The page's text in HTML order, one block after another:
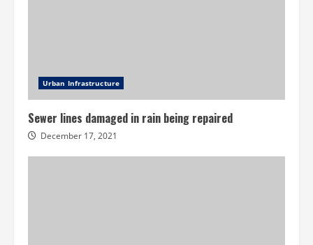
Urban Infrastructure
Sewer lines damaged in rain being repaired
December 17, 2021